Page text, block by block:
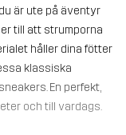
är ute på äventyr
till att strumporna
håller dina fötter
klassiska
En perfekt,
och till vardags.